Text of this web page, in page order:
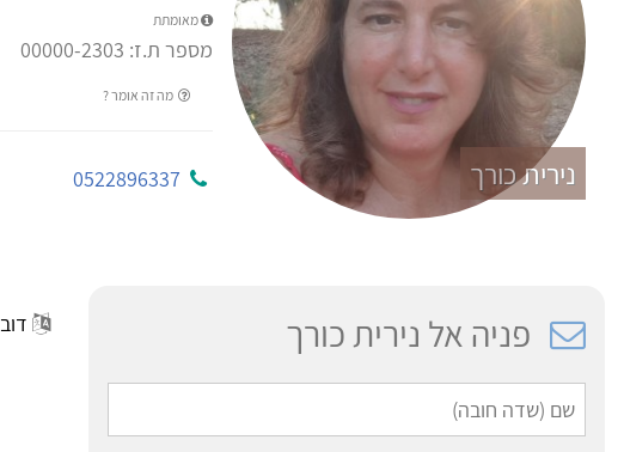
נירית כורך
מאומתת
מספר ת.ז: 00000-2303
מה זה אומר ?
0522896337
פניה אל נירית כורך